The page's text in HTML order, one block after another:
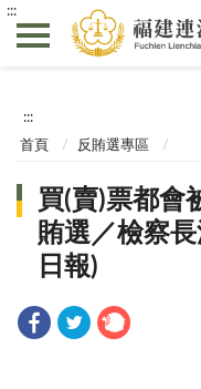
:::
:::
首頁 反賄選專區
買(賣)票都
賄選／檢察
日報)